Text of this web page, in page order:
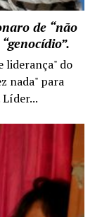
de “não
do
nada" para
Líder...